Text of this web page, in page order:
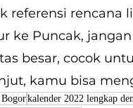
referensi rencana
ke Puncak,
besar, cocok
kamu bisa
kalender 2022 lengkap